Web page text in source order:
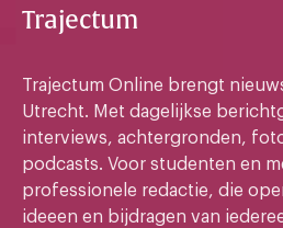
Trajectum
Trajectum Online brengt
Utrecht. Met dagelijkse
interviews, achtergronden,
podcasts. Voor studenten en
professionele redactie, die
ideeen en bijdragen van